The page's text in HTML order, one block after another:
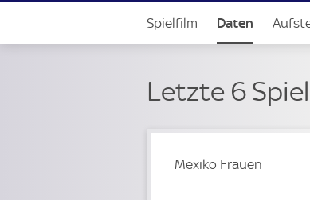
Spielfilm Daten
Letzte 6
Mexiko Frauen